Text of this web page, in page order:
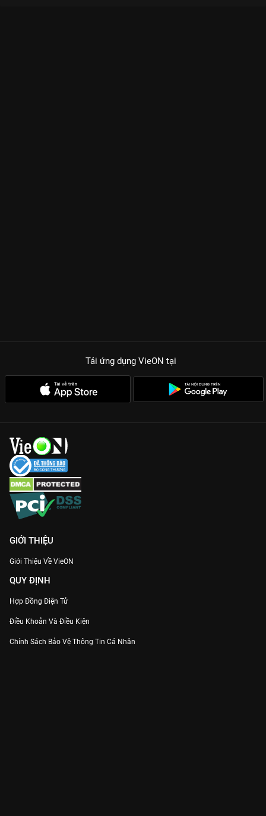
Tải ứng dụng VieON tại
GIỚI THIỆU
Giới Thiệu Về VieON
QUY ĐỊNH
Hợp Đồng Điện Tử
Điều Khoản Và Điều Kiện
Chính Sách Bảo Vệ Thông Tin Cá Nhân